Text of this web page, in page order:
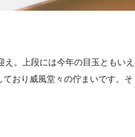
。上段には今年の目玉ともいえ
おり威風堂々の佇まいです。そ